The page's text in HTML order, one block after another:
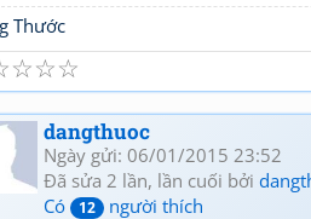
Thước
☆
☆
☆
dangthuoc
Ngày gửi: 06/01/2015 23:52
Đã sửa 2 lần, lần cuối bởi
Có
12 người thích